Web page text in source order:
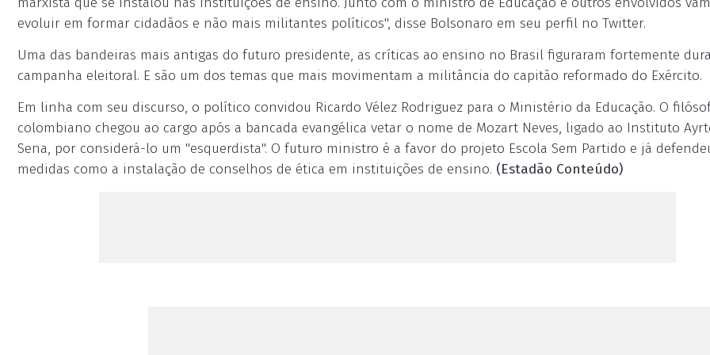
evoluir em formar cidadãos e não mais militantes políticos", disse Bolsonaro em seu perfil no Twitter.
Uma das bandeiras mais antigas do futuro presidente, as críticas ao ensino no Brasil figuraram fortemente
campanha eleitoral. E são um dos temas que mais movimentam a militância do capitão reformado do Exército.
Em linha com seu discurso, o político convidou Ricardo Vélez Rodriguez para o Ministério da Educação. O
colombiano chegou ao cargo após a bancada evangélica vetar o nome de Mozart Neves, ligado ao Instituto
Sena, por considerá-lo um "esquerdista". O futuro ministro é a favor do projeto Escola Sem Partido e já
medidas como a instalação de conselhos de ética em instituições de ensino. (Estadão Conteúdo)